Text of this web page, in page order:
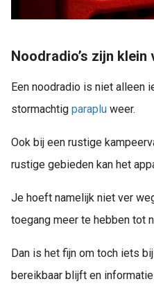
Noodradio’s zijn
Een noodradio is niet alleen
stormachtig paraplu weer.
Ook bij een rustige
rustige gebieden kan het
Je hoeft namelijk niet ver
toegang meer te hebben tot
Dan is het fijn om toch iets
bereikbaar blijft en